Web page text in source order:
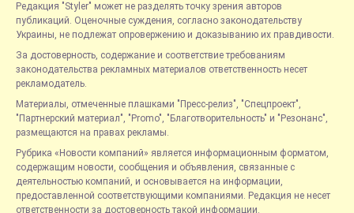
Редакция "Styler" может не разделять точку зрения авторов
публикаций. Оценочные суждения, согласно законодательству
Украины, не подлежат опровержению и доказыванию их правдивости.
За достоверность, содержание и соответствие требованиям
законодательства рекламных материалов ответственность несет
рекламодатель.
Материалы, отмеченные плашками "Пресс-релиз", "Спецпроект",
"Партнерский материал", "Promo", "Благотворительность" и "Резонанс",
размещаются на правах рекламы.
Рубрика «Новости компаний» является информационным форматом,
содержащим новости, сообщения и объявления, связанные с
деятельностью компаний, и основывается на информации,
предоставленной соответствующими компаниями. Редакция не несет
ответственности за достоверность такой информации.